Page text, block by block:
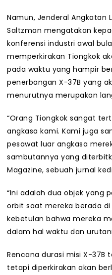
Namun, Jenderal Angkatan
Saltzman mengatakan
konferensi industri awal
memperkirakan Tiongkok
pada waktu yang hampir
penerbangan X-37B yang
menurutnya merupakan
“Orang Tiongkok sangat
angkasa kami. Kami juga
pesawat luar angkasa
sambutannya yang
Magazine, sebuah jurnal
“Ini adalah dua objek yang
orbit saat mereka berada
kebetulan bahwa mereka
dalam hal waktu dan
Rencana durasi misi X-37B
tetapi diperkirakan akan